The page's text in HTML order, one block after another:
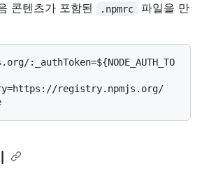
콘텐츠가 포함된 .npmrc
파일을 만
:_authToken=${NODE_AUTH_TO
registry.npmjs.org/